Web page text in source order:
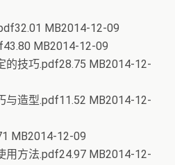
MB2014-12-09
MB2014-12-09
的技巧.pdf28.75 MB2014-12-
与造型.pdf11.52 MB2014-12-
MB2014-12-09
用方法.pdf24.97 MB2014-12-